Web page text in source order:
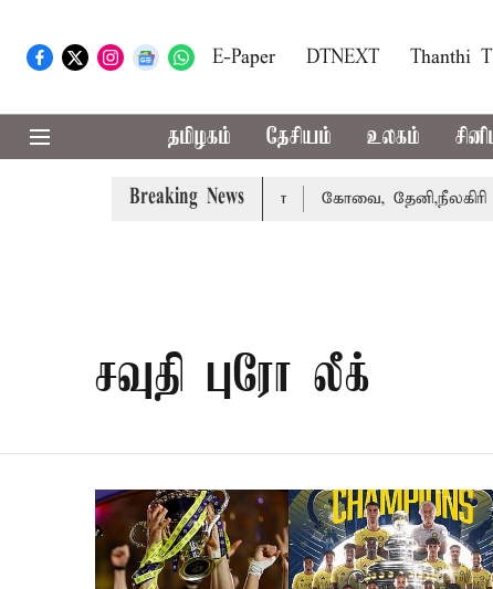
E-Paper DTNEXT Thanthi
தமிழகம் தேசியம் உலகம்
Breaking News
வழக்கை வாபஸ் பெற்றார் சங்கீதா கோவை, தேனி,நீலகிரி
சவுதி புரோ லீக்